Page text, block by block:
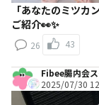
「あなたのミツ
ご紹介👀✨
26 43
Fibee腸内会
2025/07/30